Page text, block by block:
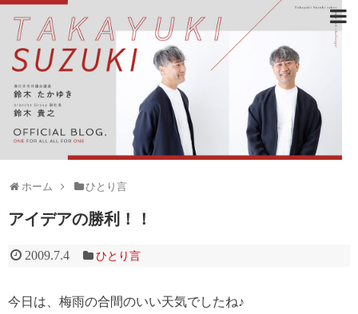
ホーム ひとり言
アイデアの勝利！！
2009.7.4 ひとり言
今日は、梅雨の合間のいい天気でしたね♪